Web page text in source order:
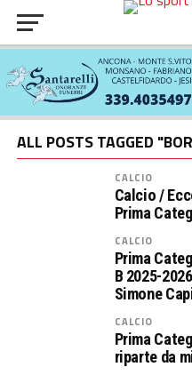
ALL POSTS TAGGED
CALCIO
Calcio /
Prima
CALCIO
Prima
B 2025-
Simone
CALCIO
Prima
riparte da